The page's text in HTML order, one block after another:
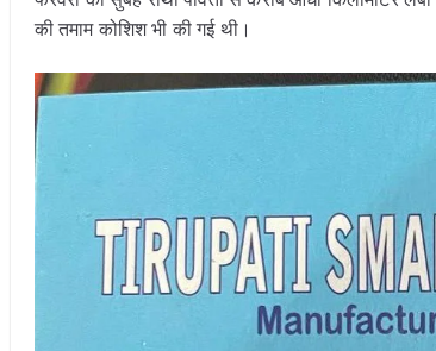
की तमाम कोशिश भी की गई थी।